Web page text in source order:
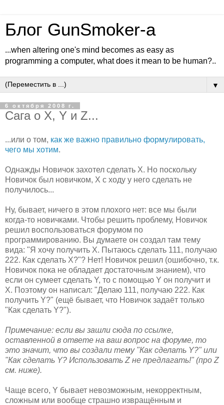
Блог GunSmoker-а
...when altering one's mind becomes as easy as
programming a computer, what does it mean to be human?..
▼
6 октября 2008 г.
Сага о X, Y и Z...
...или о том, как же важно правильно формулировать,
чего мы хотим.
Однажды Новичок захотел сделать X. Но поскольку
Новичок был новичком, X с ходу у него сделать не
получилось...
Ну, бывает, ничего в этом плохого нет: все мы были
когда-то новичками. Чтобы решить проблему, Новичок
решил воспользоваться форумом по
программированию. Вы думаете он создал там тему
вида: "Я хочу получить X. Пытаюсь сделать 111, получаю
222. Как сделать X?"? Нет! Новичок решил (ошибочно, т.к.
Новичок пока не обладает достаточным знанием), что
если он сумеет сделать Y, то с помощью Y он получит и
X. Поэтому он написал: "Делаю 111, получаю 222. Как
получить Y?" (ещё бывает, что Новичок задаёт только
"Как сделать Y?").
Примечание: если вы зашли сюда по ссылке,
оставленной в ответе на ваш вопрос на форуме, то
это значит, что вы создали тему "Как сделать Y?" или
"Как сделать Y? Использовать Z не предлагать!" (про Z
см. ниже).
Чаще всего, Y бывает невозможным, некорректным,
сложным или вообще страшно извращённым и